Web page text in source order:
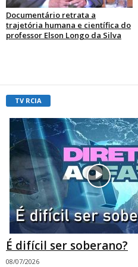
Documentário retrata a
trajetória humana e científica do
professor Elson Longo da Silva
TV RCIA
É difícil ser soberano?
08/07/2026